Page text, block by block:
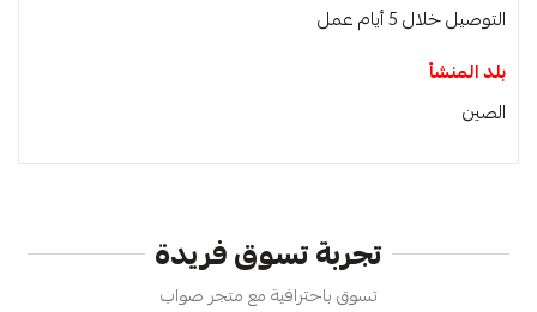
التوصيل خلال 5 أيام عمل
بلد المنشأ
الصين
تجربة تسوق فريدة
تسوق باحترافية مع متجر صواب